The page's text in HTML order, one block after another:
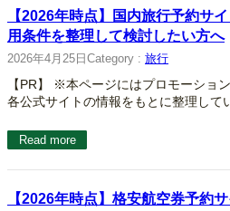
【2026年時点】国内旅行予約サ
用条件を整理して検討したい方へ
2026年4月25日 Category : 旅行
【PR】 ※本ページにはプロモーショ
各公式サイトの情報をもとに整理し
Read more
【2026年時点】格安航空券予約